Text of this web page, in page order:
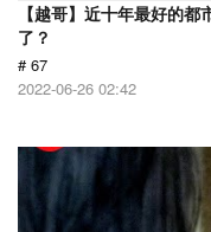
【越哥】近十年最好的
了？
# 67
2022-06-26 02:42